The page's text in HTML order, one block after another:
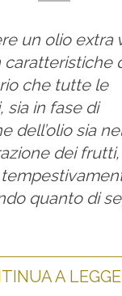
un olio extra
caratteristiche
che tutte le
sia in fase di
dell’olio sia
dei
quanto di
A